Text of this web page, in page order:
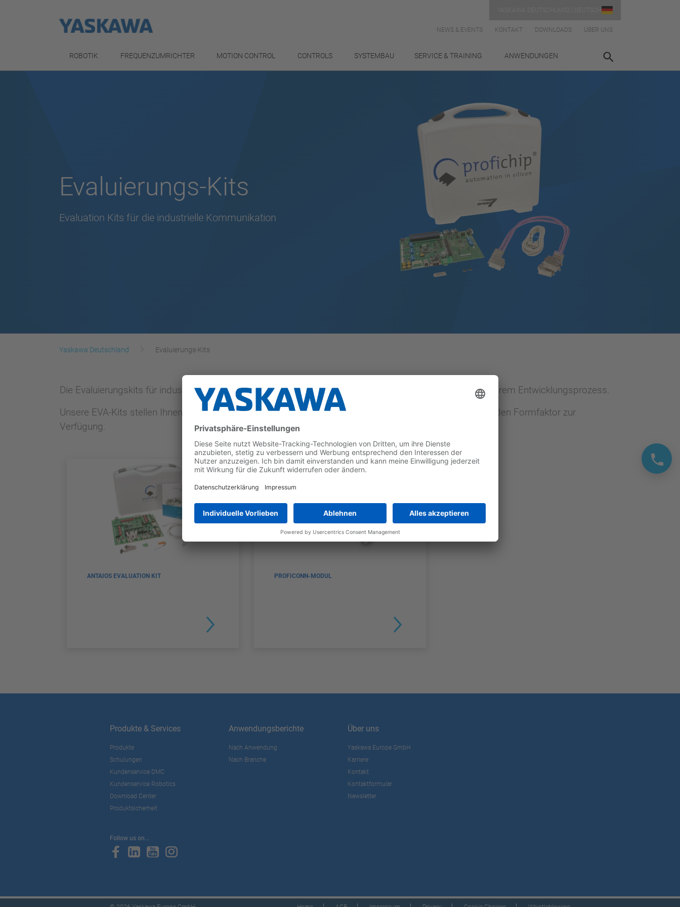
NEWS & EVENTS KONTAKT DOWNLOADS ÜBER UNS
ROBOTIK FREQUENZUMRICHTER MOTION CONTROL CONTROLS SYSTEMBAU SERVICE & TRAINING ANWENDUNGEN
Evaluierungs-Kits
Evaluation Kits für die industrielle Kommunikation
Yaskawa Deutschland Evaluierungs-Kits
Die Evaluierungskits für industrielle Kommunikation, PLC- und Motion-Anwendungen unterstützen Sie in Ihrem Entwicklungsprozess.
Unsere EVA-Kits stellen Ihnen alle möglichen Funktionen und Schnittstellen in einem einfach zu bedienenden Formfaktor zur
Verfügung.
ANTAIOS EVALUATION KIT PROFICONN-MODUL
Produkte & Services
Produkte
Schulungen
Kundenservice DMC
Kundenservice Robotics
Download Center
Produktsicherheit
Anwendungsberichte
Nach Anwendung
Nach Branche
Über uns
Yaskawa Europe GmbH
Karriere
Kontakt
Kontaktformular
Newsletter
Follow us on...